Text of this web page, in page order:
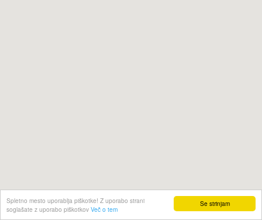
Se strinjam
Spletno mesto uporablja piškotke! Z uporabo strani
soglašate z uporabo piškotkov Več o tem